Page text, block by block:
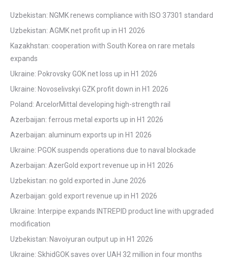
Uzbekistan: NGMK renews compliance with ISO 37301 standard
Uzbekistan: AGMK net profit up in H1 2026
Kazakhstan: cooperation with South Korea on rare metals
expands
Ukraine: Pokrovsky GOK net loss up in H1 2026
Ukraine: Novoselivskyi GZK profit down in H1 2026
Poland: ArcelorMittal developing high-strength rail
Azerbaijan: ferrous metal exports up in H1 2026
Azerbaijan: aluminum exports up in H1 2026
Ukraine: PGOK suspends operations due to naval blockade
Azerbaijan: AzerGold export revenue up in H1 2026
Uzbekistan: no gold exported in June 2026
Azerbaijan: gold export revenue up in H1 2026
Ukraine: Interpipe expands INTREPID product line with upgraded
modification
Uzbekistan: Navoiyuran output up in H1 2026
Ukraine: SkhidGOK saves over UAH 32 million in four months